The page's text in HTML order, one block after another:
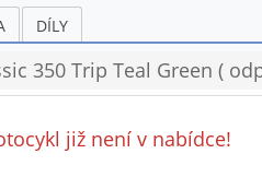
DÍLY
350 Trip Teal Green (
již není v nabídce!